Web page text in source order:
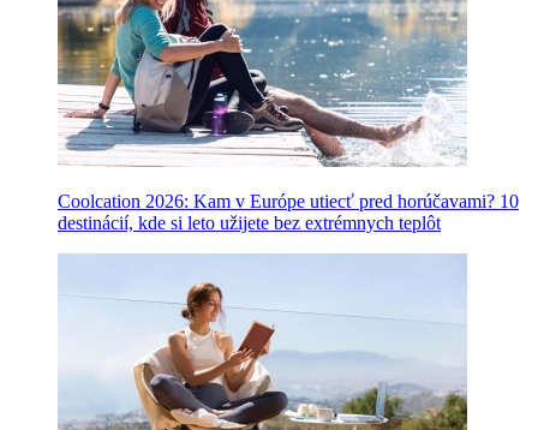
Coolcation 2026: Kam v Európe utiecť pred horúčavami? 10
destinácií, kde si leto užijete bez extrémnych teplôt